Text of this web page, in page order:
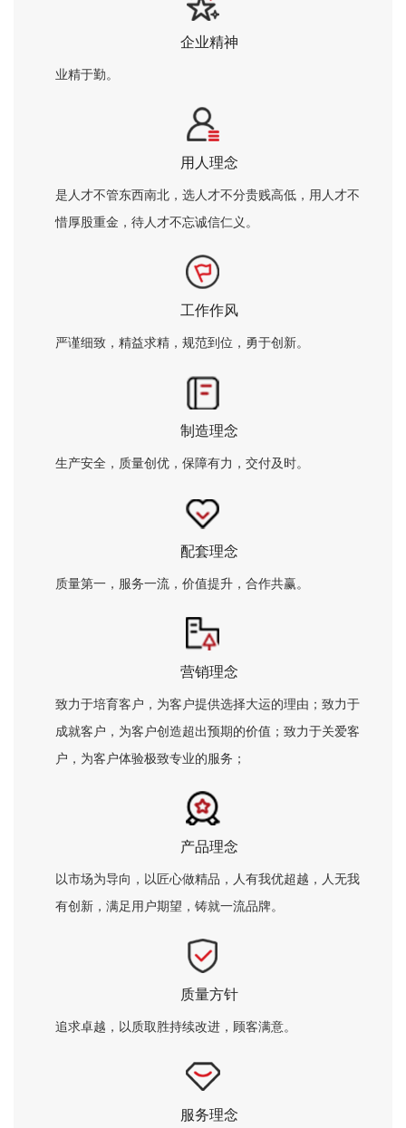
企业精神
业精于勤。
用人理念
是人才不管东西南北，选人才不分贵贱高低，用人才不
惜厚股重金，待人才不忘诚信仁义。
工作作风
严谨细致，精益求精，规范到位，勇于创新。
制造理念
生产安全，质量创优，保障有力，交付及时。
配套理念
质量第一，服务一流，价值提升，合作共赢。
营销理念
致力于培育客户，为客户提供选择大运的理由；致力于
成就客户，为客户创造超出预期的价值；致力于关爱客
户，为客户体验极致专业的服务；
产品理念
以市场为导向，以匠心做精品，人有我优超越，人无我
有创新，满足用户期望，铸就一流品牌。
质量方针
追求卓越，以质取胜持续改进，顾客满意。
服务理念